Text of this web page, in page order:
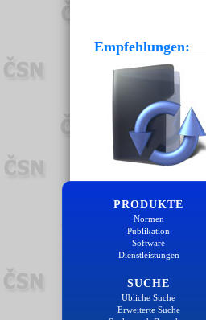
Empfehlungen:
PRODUKTE
Normen
Publikation
Software
Dienstleistungen
SUCHE
Übliche Suche
Erweiterte Suche